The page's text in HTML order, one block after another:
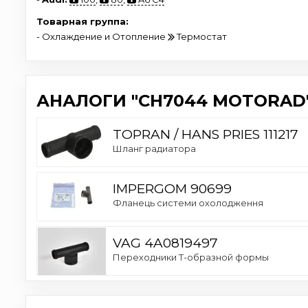
Товарная группа:
- Охлаждение и Отопление
Термостат
АНАЛОГИ "CH7044
TOPRAN / HANS PRIES 111217
Шланг радиатора
IMPERGOM 90699
Фланець системи охолодження
VAG 4A0819497
Переходники Т-образной формы